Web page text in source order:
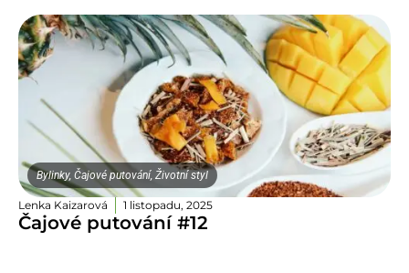
Bylinky, Čajové putování, Životní styl
Lenka Kaizarová 1 listopadu, 2025
Čajové putování #12